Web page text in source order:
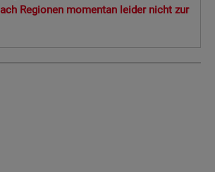
Regionen momentan leider nicht zur